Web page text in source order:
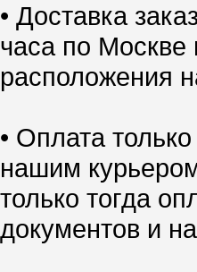
• Доставка
часа по Москве
расположения
• Оплата
нашим
только тогда
документов и